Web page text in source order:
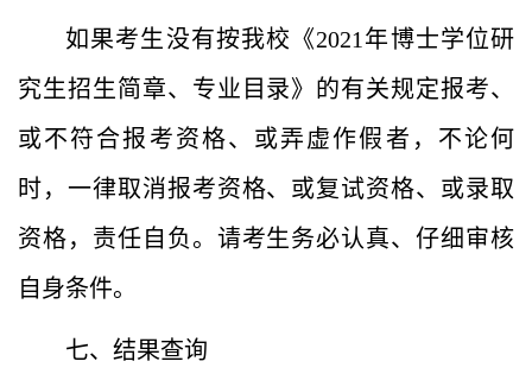
如果考生没有按我校《2021 年博士学位研
究生招生简章、专业目录》的有关规定报考、
或不符合报考资格、或弄虚作假者，不论何
时，一律取消报考资格、或复试资格、或录取
资格，责任自负。请考生务必认真、仔细审核
自身条件。
七、结果查询